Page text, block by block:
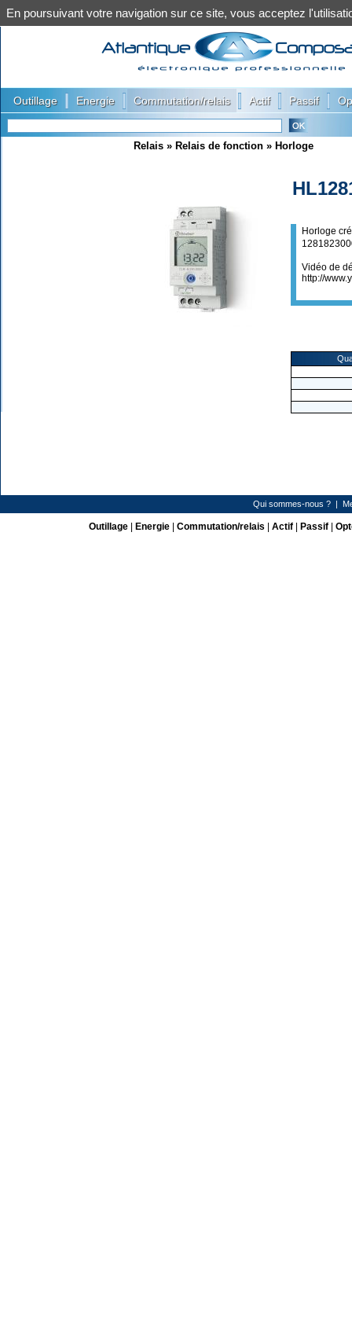
Outillage Energie Commutation/relais Actif Passif
Relais » Relais de fonction » Horloge
Horloge
Vidéo de
http://
Qui sommes-nous ? |
Outillage| Energie| Commutation/relais Actif| Passif|
En poursuivant votre navigation sur ce site, vous acceptez